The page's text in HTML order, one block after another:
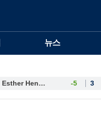
뉴스
Esther Henseleit -5 3